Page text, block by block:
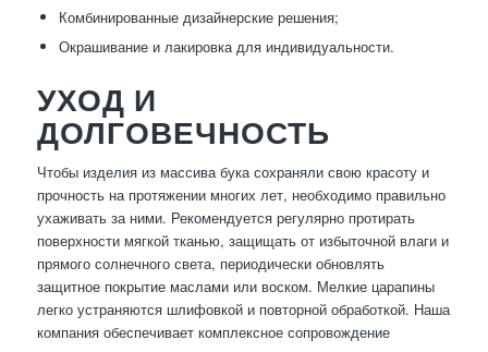
Комбинированные дизайнерские решения;
Окрашивание и лакировка для индивидуальности.
УХОД И
ДОЛГОВЕЧНОСТЬ
Чтобы изделия из массива бука сохраняли свою красоту и
прочность на протяжении многих лет, необходимо правильно
ухаживать за ними. Рекомендуется регулярно протирать
поверхности мягкой тканью, защищать от избыточной влаги и
прямого солнечного света, периодически обновлять
защитное покрытие маслами или воском. Мелкие царапины
легко устраняются шлифовкой и повторной обработкой. Наша
компания обеспечивает комплексное сопровождение